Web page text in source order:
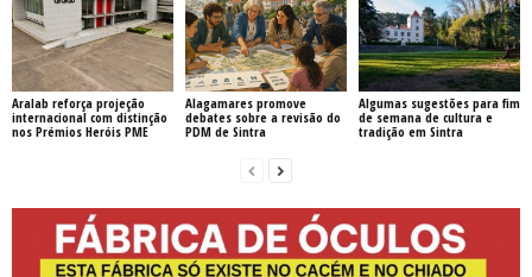
Aralab reforça projeção
internacional com distinção
nos Prémios Heróis PME
Alagamares promove
debates sobre a revisão do
PDM de Sintra
Algumas sugestões para fim
de semana de cultura e
tradição em Sintra